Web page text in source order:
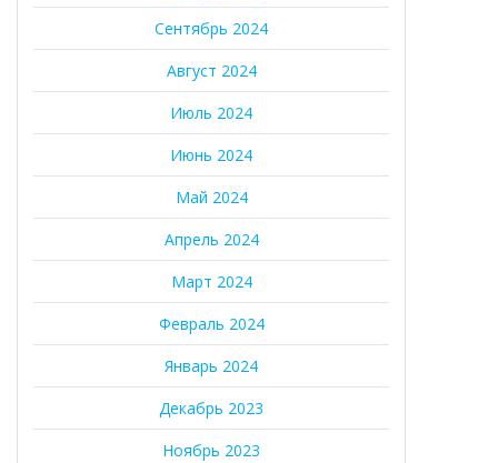
Сентябрь 2024
Август 2024
Июль 2024
Июнь 2024
Май 2024
Апрель 2024
Март 2024
Февраль 2024
Январь 2024
Декабрь 2023
Ноябрь 2023